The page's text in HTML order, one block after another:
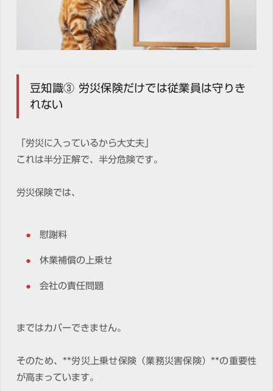
豆知識③ 労災保険だけでは従業員は守りき
れない
「労災に入っているから大丈夫」
これは半分正解で、半分危険です。
労災保険では、
慰謝料
休業補償の上乗せ
会社の責任問題
まではカバーできません。
そのため、**労災上乗せ保険（業務災害保険）**の重要性
が高まっています。